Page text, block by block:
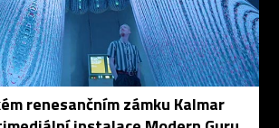
renesančním zámku Kalmar